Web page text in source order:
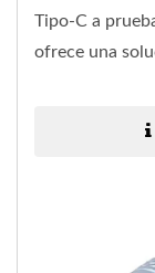
Tipo-C a
ofrece una